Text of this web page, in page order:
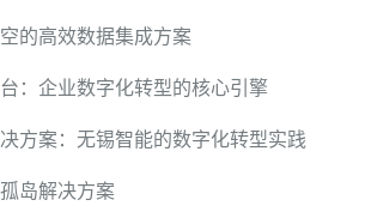
的高效数据集成方案
：企业数字化转型的核心引擎
方案：无锡智能的数字化转型实践
岛解决方案